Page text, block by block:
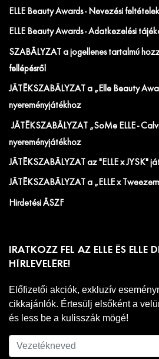
ELLE Beauty Awards - Nevezési feltételek
ELLE Beauty Awards - Adatkezelési
SZABÁLYZAT a jogellenes tartalmú
fellépésről
JÁTÉKSZABÁLYZAT a „Elle Beauty
nyereményjátékhoz
JÁTÉKSZABÁLYZAT „SoMe ELLE -
nyereményjátékhoz
JÁTÉKSZABÁLYZAT az "ELLE x JYSK"
JÁTÉKSZABÁLYZAT a „ELLE x
Hirdetési ÁSZF
IRATKOZZ FEL AZ ELLE ÉS ELLE
HÍRLEVELÉRE!
Előfizetői akciók, exkluzív
cikkajánlók. Értesülj elsőként a
és less be a kulisszák mögé!